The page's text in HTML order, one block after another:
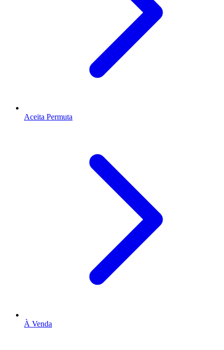
Aceita Permuta
À Venda